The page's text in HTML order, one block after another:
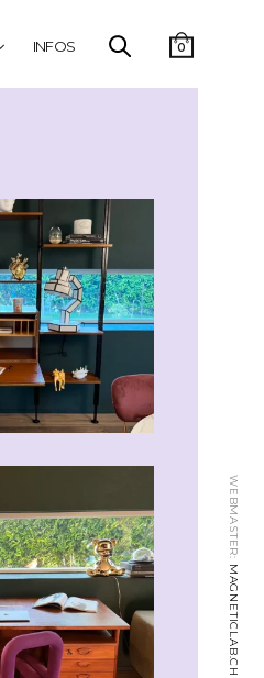
INFOS 0
WEBMASTER:
MAGNETICLAB.CH